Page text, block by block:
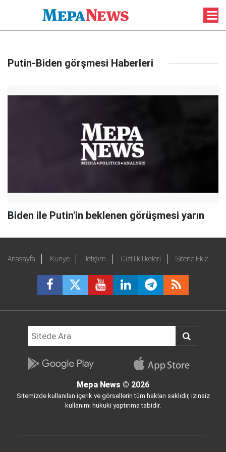
Putin-Biden görşmesi Haberleri
Biden ile Putin'in beklenen görüşmesi yarın
Anasayfa Künye İletişim Gizlilik İlkeleri Sitene Ekle
Mepa News © 2026
Sitemizde kullanılan içerik ve görsellerin tüm hakları saklıdır, izinsiz
kullanımı hukuki yaptırıma tabidir.